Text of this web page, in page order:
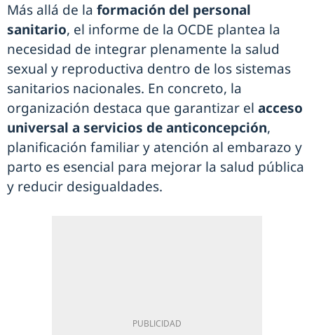
Más allá de la formación del personal
sanitario, el informe de la OCDE plantea la
necesidad de integrar plenamente la salud
sexual y reproductiva dentro de los sistemas
sanitarios nacionales. En concreto, la
organización destaca que garantizar el acceso
universal a servicios de anticoncepción,
planificación familiar y atención al embarazo y
parto es esencial para mejorar la salud pública
y reducir desigualdades.